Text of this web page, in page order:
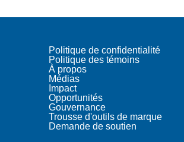
Politique de confidentialité
Politique des témoins
À propos
Médias
Impact
Opportunités
Gouvernance
Trousse d'outils de marque
Demande de soutien